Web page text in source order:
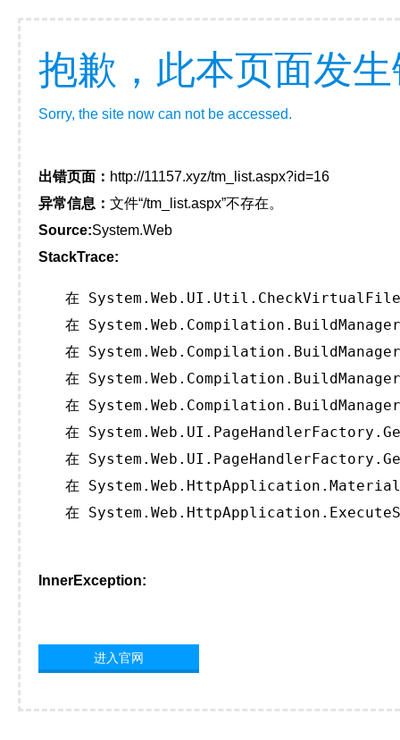
抱歉，此本页面发
Sorry, the site now can not be accessed.
出错页面： http://11157.xyz/tm_list.aspx?id=16
异常信息： 文件“/tm_list.aspx”不存在。
Source:System.Web
StackTrace:
在
在
在
在
在
在
在
在
在
InnerException:
进入官网